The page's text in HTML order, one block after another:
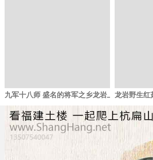
九军十八师 盛名的将军之乡龙岩上杭才溪 清
龙岩野生红